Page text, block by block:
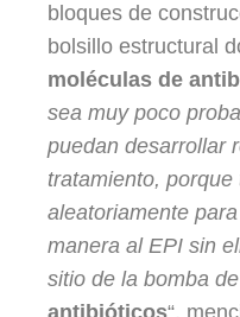
bloques de
bolsillo estructural
moléculas de
sea muy poco
puedan desarrollar
tratamiento,
aleatoriamente
manera al EPI sin
sitio de la bomba